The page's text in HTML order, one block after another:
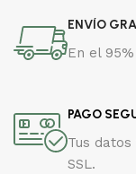
ENVÍO
En el
PAGO
Tus
SSL.